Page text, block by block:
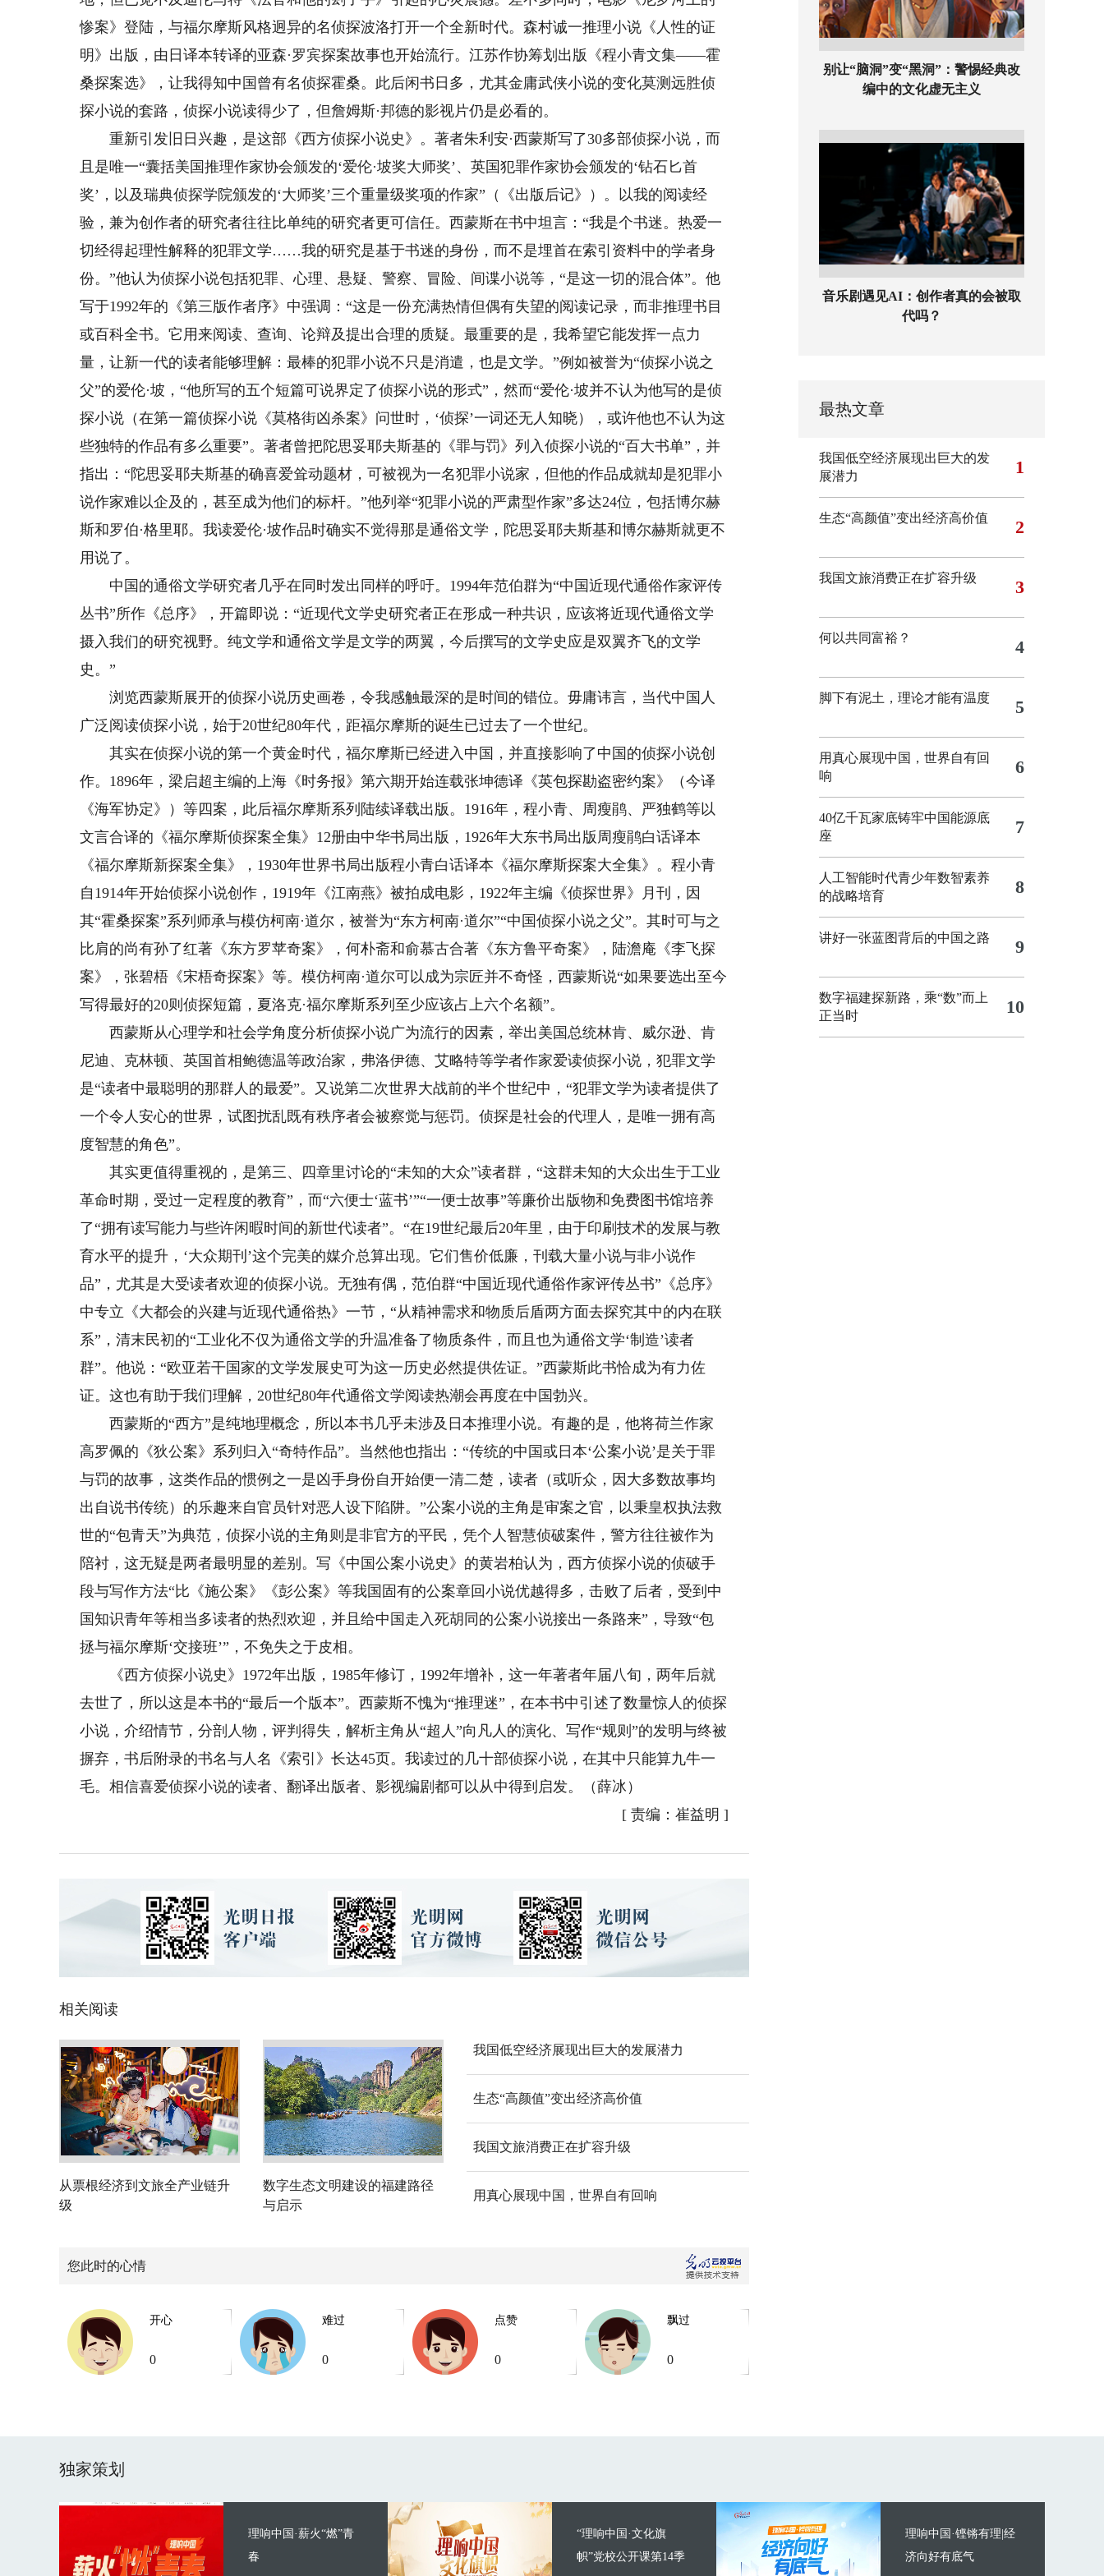
惨案》登陆，与福尔摩斯风格迥异的名侦探波洛打开一个全新时代。森村诚一推理小说《人性的证
明》出版，由日译本转译的亚森·罗宾探案故事也开始流行。江苏作协筹划出版《程小青文集——霍
桑探案选》，让我得知中国曾有名侦探霍桑。此后闲书日多，尤其金庸武侠小说的变化莫测远胜侦
探小说的套路，侦探小说读得少了，但詹姆斯·邦德的影视片仍是必看的。
重新引发旧日兴趣，是这部《西方侦探小说史》。著者朱利安·西蒙斯写了30多部侦探小说，而
且是唯一“囊括美国推理作家协会颁发的‘爱伦·坡奖大师奖’、英国犯罪作家协会颁发的‘钻石匕首
奖’，以及瑞典侦探学院颁发的‘大师奖’三个重量级奖项的作家”（《出版后记》）。以我的阅读经
验，兼为创作者的研究者往往比单纯的研究者更可信任。西蒙斯在书中坦言：“我是个书迷。热爱一
切经得起理性解释的犯罪文学……我的研究是基于书迷的身份，而不是埋首在索引资料中的学者身
份。”他认为侦探小说包括犯罪、心理、悬疑、警察、冒险、间谍小说等，“是这一切的混合体”。他
写于1992年的《第三版作者序》中强调：“这是一份充满热情但偶有失望的阅读记录，而非推理书目
或百科全书。它用来阅读、查询、论辩及提出合理的质疑。最重要的是，我希望它能发挥一点力
量，让新一代的读者能够理解：最棒的犯罪小说不只是消遣，也是文学。”例如被誉为“侦探小说之
父”的爱伦·坡，“他所写的五个短篇可说界定了侦探小说的形式”，然而“爱伦·坡并不认为他写的是侦
探小说（在第一篇侦探小说《莫格街凶杀案》问世时，‘侦探’一词还无人知晓），或许他也不认为这
些独特的作品有多么重要”。著者曾把陀思妥耶夫斯基的《罪与罚》列入侦探小说的“百大书单”，并
指出：“陀思妥耶夫斯基的确喜爱耸动题材，可被视为一名犯罪小说家，但他的作品成就却是犯罪小
说作家难以企及的，甚至成为他们的标杆。”他列举“犯罪小说的严肃型作家”多达24位，包括博尔赫
斯和罗伯·格里耶。我读爱伦·坡作品时确实不觉得那是通俗文学，陀思妥耶夫斯基和博尔赫斯就更不
用说了。
中国的通俗文学研究者几乎在同时发出同样的呼吁。1994年范伯群为“中国近现代通俗作家评传
丛书”所作《总序》，开篇即说：“近现代文学史研究者正在形成一种共识，应该将近现代通俗文学
摄入我们的研究视野。纯文学和通俗文学是文学的两翼，今后撰写的文学史应是双翼齐飞的文学
史。”
浏览西蒙斯展开的侦探小说历史画卷，令我感触最深的是时间的错位。毋庸讳言，当代中国人
广泛阅读侦探小说，始于20世纪80年代，距福尔摩斯的诞生已过去了一个世纪。
其实在侦探小说的第一个黄金时代，福尔摩斯已经进入中国，并直接影响了中国的侦探小说创
作。1896年，梁启超主编的上海《时务报》第六期开始连载张坤德译《英包探勘盗密约案》（今译
《海军协定》）等四案，此后福尔摩斯系列陆续译载出版。1916年，程小青、周瘦鹃、严独鹤等以
文言合译的《福尔摩斯侦探案全集》12册由中华书局出版，1926年大东书局出版周瘦鹃白话译本
《福尔摩斯新探案全集》，1930年世界书局出版程小青白话译本《福尔摩斯探案大全集》。程小青
自1914年开始侦探小说创作，1919年《江南燕》被拍成电影，1922年主编《侦探世界》月刊，因
其“霍桑探案”系列师承与模仿柯南·道尔，被誉为“东方柯南·道尔”“中国侦探小说之父”。其时可与之
比肩的尚有孙了红著《东方罗苹奇案》，何朴斋和俞慕古合著《东方鲁平奇案》，陆澹庵《李飞探
案》，张碧梧《宋梧奇探案》等。模仿柯南·道尔可以成为宗匠并不奇怪，西蒙斯说“如果要选出至今
写得最好的20则侦探短篇，夏洛克·福尔摩斯系列至少应该占上六个名额”。
西蒙斯从心理学和社会学角度分析侦探小说广为流行的因素，举出美国总统林肯、威尔逊、肯
尼迪、克林顿、英国首相鲍德温等政治家，弗洛伊德、艾略特等学者作家爱读侦探小说，犯罪文学
是“读者中最聪明的那群人的最爱”。又说第二次世界大战前的半个世纪中，“犯罪文学为读者提供了
一个令人安心的世界，试图扰乱既有秩序者会被察觉与惩罚。侦探是社会的代理人，是唯一拥有高
度智慧的角色”。
其实更值得重视的，是第三、四章里讨论的“未知的大众”读者群，“这群未知的大众出生于工业
革命时期，受过一定程度的教育”，而“六便士‘蓝书’”“一便士故事”等廉价出版物和免费图书馆培养
了“拥有读写能力与些许闲暇时间的新世代读者”。“在19世纪最后20年里，由于印刷技术的发展与教
育水平的提升，‘大众期刊’这个完美的媒介总算出现。它们售价低廉，刊载大量小说与非小说作
品”，尤其是大受读者欢迎的侦探小说。无独有偶，范伯群“中国近现代通俗作家评传丛书”《总序》
中专立《大都会的兴建与近现代通俗热》一节，“从精神需求和物质后盾两方面去探究其中的内在联
系”，清末民初的“工业化不仅为通俗文学的升温准备了物质条件，而且也为通俗文学‘制造’读者
群”。他说：“欧亚若干国家的文学发展史可为这一历史必然提供佐证。”西蒙斯此书恰成为有力佐
证。这也有助于我们理解，20世纪80年代通俗文学阅读热潮会再度在中国勃兴。
西蒙斯的“西方”是纯地理概念，所以本书几乎未涉及日本推理小说。有趣的是，他将荷兰作家
高罗佩的《狄公案》系列归入“奇特作品”。当然他也指出：“传统的中国或日本‘公案小说’是关于罪
与罚的故事，这类作品的惯例之一是凶手身份自开始便一清二楚，读者（或听众，因大多数故事均
出自说书传统）的乐趣来自官员针对恶人设下陷阱。”公案小说的主角是审案之官，以秉皇权执法救
世的“包青天”为典范，侦探小说的主角则是非官方的平民，凭个人智慧侦破案件，警方往往被作为
陪衬，这无疑是两者最明显的差别。写《中国公案小说史》的黄岩柏认为，西方侦探小说的侦破手
段与写作方法“比《施公案》《彭公案》等我国固有的公案章回小说优越得多，击败了后者，受到中
国知识青年等相当多读者的热烈欢迎，并且给中国走入死胡同的公案小说接出一条路来”，导致“包
拯与福尔摩斯‘交接班’”，不免失之于皮相。
《西方侦探小说史》1972年出版，1985年修订，1992年增补，这一年著者年届八旬，两年后就
去世了，所以这是本书的“最后一个版本”。西蒙斯不愧为“推理迷”，在本书中引述了数量惊人的侦探
小说，介绍情节，分剖人物，评判得失，解析主角从“超人”向凡人的演化、写作“规则”的发明与终被
摒弃，书后附录的书名与人名《索引》长达45页。我读过的几十部侦探小说，在其中只能算九牛一
毛。相信喜爱侦探小说的读者、翻译出版者、影视编剧都可以从中得到启发。（薛冰）
[ 责编：崔益明 ]
相关阅读
从票根经济到文旅全产业链升
级
数字生态文明建设的福建路径
与启示
我国低空经济展现出巨大的发展潜力
生态“高颜值”变出经济高价值
我国文旅消费正在扩容升级
用真心展现中国，世界自有回响
您此时的心情
开心
0
难过
0
点赞
0
飘过
0
别让“脑洞”变“黑洞”：警惕经典改
编中的文化虚无主义
音乐剧遇见AI：创作者真的会被取
代吗？
最热文章
我国低空经济展现出巨大的发
展潜力
1
生态“高颜值”变出经济高价值 2
我国文旅消费正在扩容升级 3
何以共同富裕？ 4
脚下有泥土，理论才能有温度 5
用真心展现中国，世界自有回
响
6
40亿千瓦家底铸牢中国能源底
座
7
人工智能时代青少年数智素养
的战略培育
8
讲好一张蓝图背后的中国之路 9
数字福建探新路，乘“数”而上
正当时
10
独家策划
理响中国·薪火“燃”青
春
“理响中国·文化旗
帜”党校公开课第14季
理响中国·铿锵有理|经
济向好有底气